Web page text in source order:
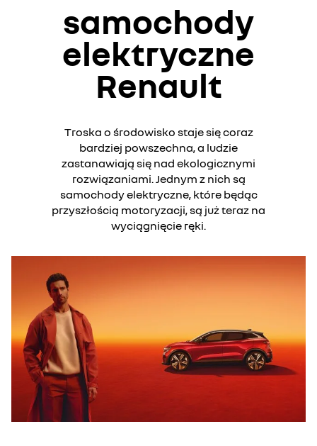
samochody
elektryczne
Renault
Troska o środowisko staje się coraz
bardziej powszechna, a ludzie
zastanawiają się nad ekologicznymi
rozwiązaniami. Jednym z nich są
samochody elektryczne, które będąc
przyszłością motoryzacji, są już teraz na
wyciągnięcie ręki.